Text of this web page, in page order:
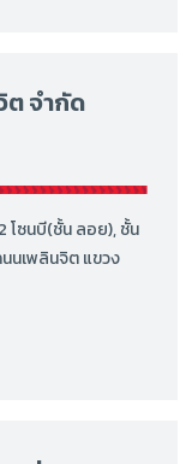
ต จำกัด
โซนบี(ชั้น ลอย), ชั้น
นนเพลินจิต แขวง